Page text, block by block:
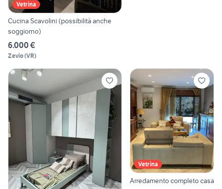
Vetrina
Cucina Scavolini (possibilità anche
soggiorno)
6.000 €
Zevio(VR)
Vetrina
Arredamento completo casa